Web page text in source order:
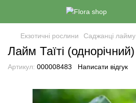
Екзотичні рослини Саджанці лайму
Лайм Таїті (однорічний)
Артикул: 000008483 Написати відгук